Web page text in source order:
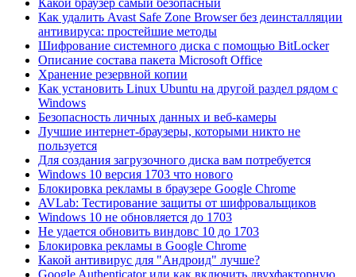
Какой браузер самый безопасный
Как удалить Avast Safe Zone Browser без деинсталляции
антивируса: простейшие методы
Шифрование системного диска с помощью BitLocker
Описание состава пакета Microsoft Office
Хранение резервной копии
Как установить Linux Ubuntu на другой раздел рядом с
Windows
Безопасность личных данных и веб-камеры
Лучшие интернет-браузеры, которыми никто не
пользуется
Для создания загрузочного диска вам потребуется
Windows 10 версия 1703 что нового
Блокировка рекламы в браузере Google Chrome
AVLab: Тестирование защиты от шифровальщиков
Windows 10 не обновляется до 1703
Не удается обновить виндовс 10 до 1703
Блокировка рекламы в Google Chrome
Какой антивирус для "Андроид" лучше?
Google Authenticator или как включить двухфакторную